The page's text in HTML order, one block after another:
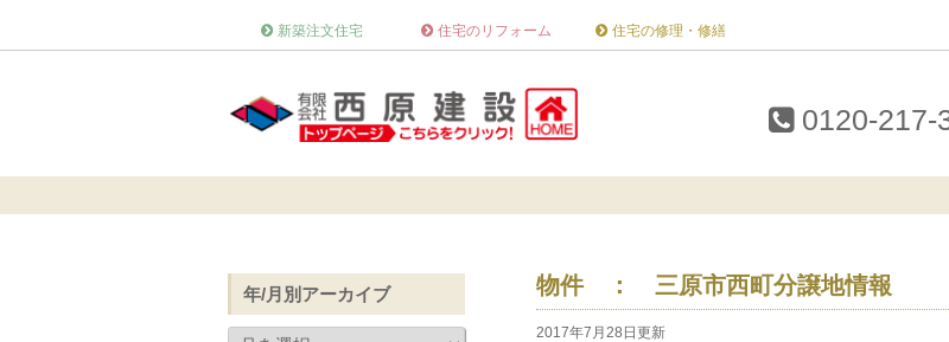
新築注文住宅 住宅のリフォーム 住宅の修理・修繕
0120-217-
物件 ： 三原市西町分譲地情報
2017年7月28日更新
年/月別アーカイブ